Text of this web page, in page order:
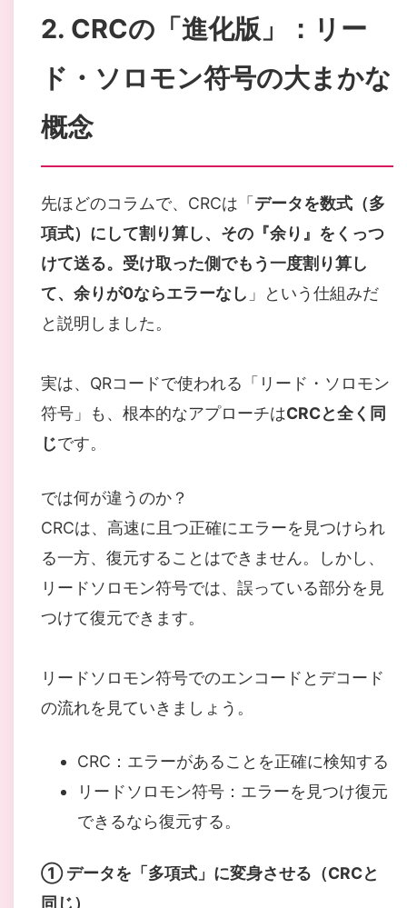
2. CRCの「進化版」：リー
ド・ソロモン符号の大まかな
概念
先ほどのコラムで、CRCは「 データを数式（多
項式）にして割り算し、その『余り』をくっつ
けて送る。受け取った側でもう一度割り算し
て、余りが0ならエラーなし 」という仕組みだ
と説明しました。
実は、QRコードで使われる「リード・ソロモン
符号」も、根本的なアプローチはCRCと全く同
じです。
では何が違うのか？
CRCは、高速に且つ正確にエラーを見つけられ
る一方、復元することはできません。しかし、
リードソロモン符号では、誤っている部分を見
つけて復元できます。
リードソロモン符号でのエンコードとデコード
の流れを見ていきましょう。
CRC：エラーがあることを正確に検知する
リードソロモン符号：エラーを見つけ復元
できるなら復元する。
① データを「多項式」に変身させる（CRCと
同じ）